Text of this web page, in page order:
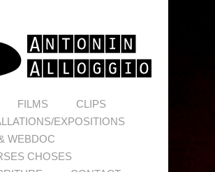
FILMS
CLIPS
EXPOSITIONS
WEBDOC
CHOSES